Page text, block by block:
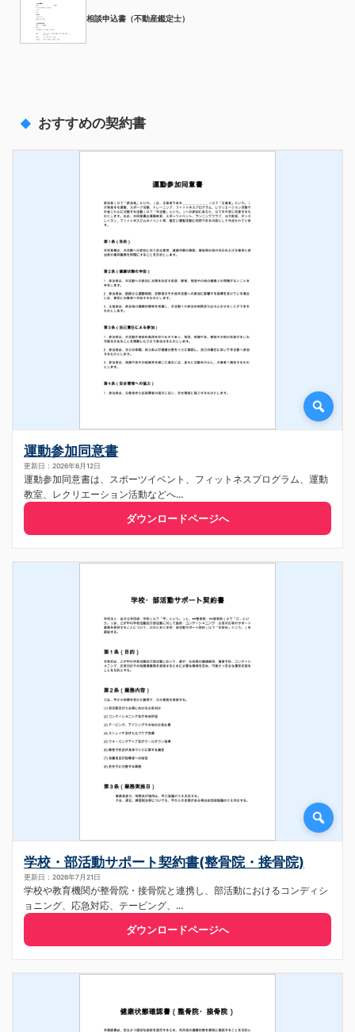
相談申込書（不動産鑑定士）
おすすめの契約書
運動参加同意書
更新日：2026年6月12日
運動参加同意書は、スポーツイベント、フィットネスプログラム、運動
教室、レクリエーション活動などへ...
ダウンロードページへ
学校・部活動サポート契約書(整骨院・接骨院)
更新日：2026年7月21日
学校や教育機関が整骨院・接骨院と連携し、部活動におけるコンディシ
ョニング、応急対応、テーピング、...
ダウンロードページへ